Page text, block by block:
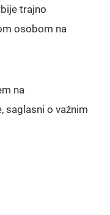
trajno
osobom na
na
saglasni o važnim